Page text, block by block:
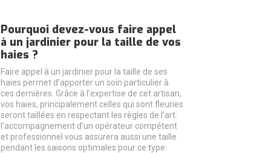
Pourquoi devez-vous faire appel
à un jardinier pour la taille de vos
haies ?
Faire appel à un jardinier pour la taille de ses
haies permet d’apporter un soin particulier à
ces dernières. Grâce à l’expertise de cet artisan,
vos haies, principalement celles qui sont fleuries
seront taillées en respectant les règles de l’art.
l’accompagnement d’un opérateur compétent
et professionnel vous assurera aussi une taille
pendant les saisons optimales pour ce type